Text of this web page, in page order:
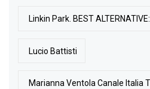
Linkin Park. BEST
Lucio Battisti
Marianna Ventola Canale Italia